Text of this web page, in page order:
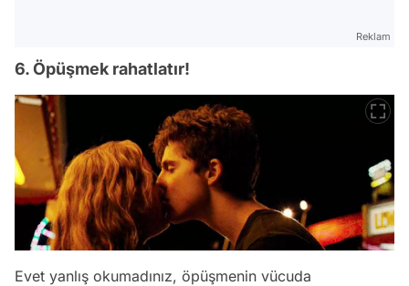
Reklam
6. Öpüşmek rahatlatır!
Evet yanlış okumadınız, öpüşmenin vücuda